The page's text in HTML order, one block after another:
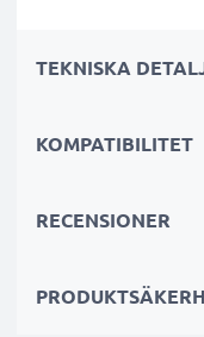
och hållet uppfylla
garanti.
genom återvinning.
TEKNISKA
KOMPATIBILITET
RECENSIONER